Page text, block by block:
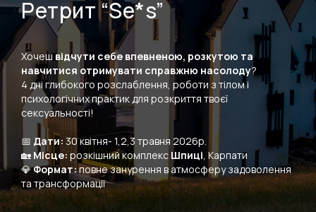
Ретрит “Se*s”
Хочешвідчути себе впевненою, розкутою та
навчитися отримувати справжню насолоду?
4 дні глибокого розслаблення, роботи з тілом і
психологічних практик для розкриття твоєї
сексуальності!
📅 Дати: 30 квітня- 1,2,3 травня 2026р.
🏡 Місце: розкішний комплекс Шпиці, Карпати
💎Формат:повне занурення в атмосферу задоволення
та трансформації